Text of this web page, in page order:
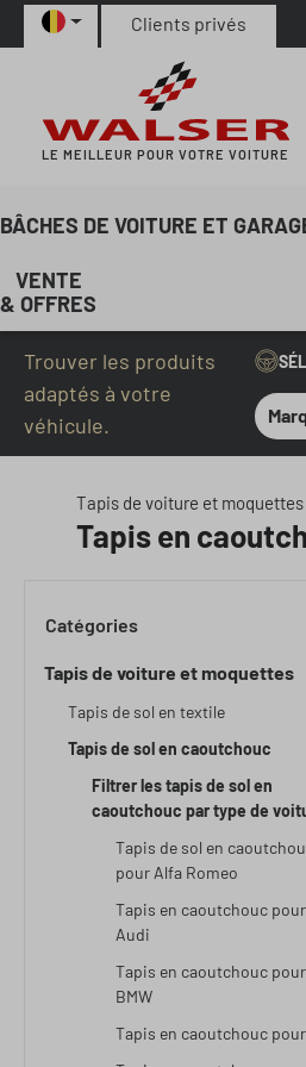
au contenu principal
Passer à la recherche
Passer à la navigation principale
Clients privés
LE MEILLEUR POUR VOTRE VOITURE
BÂCHES DE VOITURE ET
VENTE
& OFFRES
Trouver les produits
adaptés à votre
véhicule.
Tapis de voiture et moquettes
Tapis en
Catégories
Tapis de voiture et moquettes
Tapis de sol en textile
Tapis de sol en caoutchouc
Filtrer les tapis de sol en
caoutchouc par type de
Tapis de sol en
pour Alfa Romeo
Tapis en caoutchouc pour
Audi
Tapis en caoutchouc pour
BMW
Tapis en caoutchouc pour